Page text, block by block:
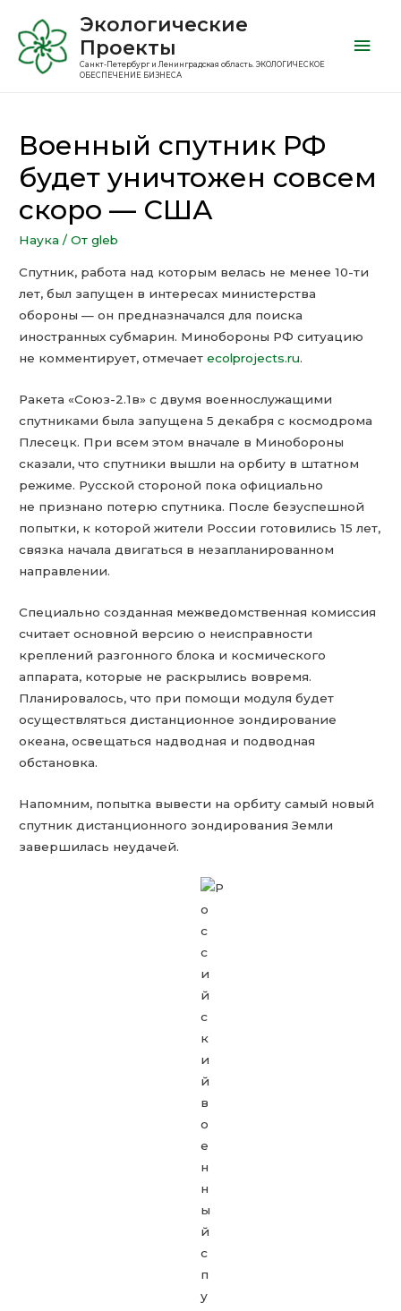
Экологические
Проекты
Санкт-Петербург и Ленинградская область. ЭКОЛОГИЧЕСКОЕ
ОБЕСПЕЧЕНИЕ БИЗНЕСА
Военный спутник РФ
будет уничтожен совсем
скоро — США
Наука / От gleb
Спутник, работа над которым велась не менее 10-ти
лет, был запущен в интересах министерства
обороны — он предназначался для поиска
иностранных субмарин. Минобороны РФ ситуацию
не комментирует, отмечаетecolprojects.ru.
Ракета «Союз-2.1в» с двумя военнослужащими
спутниками была запущена 5 декабря с космодрома
Плесецк. При всем этом вначале в Минобороны
сказали, что спутники вышли на орбиту в штатном
режиме. Русской стороной пока официально
не признано потерю спутника. После безуспешной
попытки, к которой жители России готовились 15 лет,
связка начала двигаться в незапланированном
направлении.
Специально созданная межведомственная комиссия
считает основной версию о неисправности
креплений разгонного блока и космического
аппарата, которые не раскрылись вовремя.
Планировалось, что при помощи модуля будет
осуществляться дистанционное зондирование
океана, освещаться надводная и подводная
обстановка.
Напомним, попытка вывести на орбиту самый новый
спутник дистанционного зондирования Земли
завершилась неудачей.